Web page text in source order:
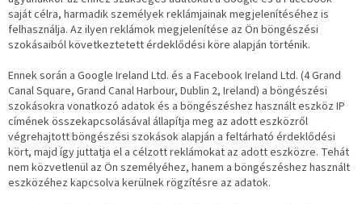
saját célra, harmadik személyek reklámjainak megjelenítéséhez is
felhasználja. Az ilyen reklámok megjelenítése az Ön böngészési
szokásaiból következtetett érdeklődési köre alapján történik.
Ennek során a Google Ireland Ltd. és a Facebook Ireland Ltd. (4 Grand
Canal Square, Grand Canal Harbour, Dublin 2, Ireland) a böngészési
szokásokra vonatkozó adatok és a böngészéshez használt eszköz IP
címének összekapcsolásával állapítja meg az adott eszközről
végrehajtott böngészési szokások alapján a feltárható érdeklődési
kört, majd így juttatja el a célzott reklámokat az adott eszközre. Tehát
nem közvetlenül az Ön személyéhez, hanem a böngészéshez használt
eszközéhez kapcsolva kerülnek rögzítésre az adatok.